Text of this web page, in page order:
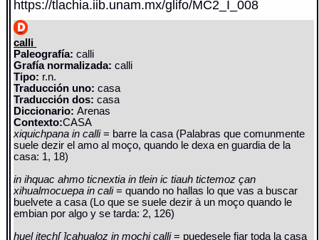
https://tlachia.iib.unam.mx/glifo/MC2_I_008
calli
Paleografía: calli
Grafía normalizada: calli
Tipo: r.n.
Traducción uno: casa
Traducción dos: casa
Diccionario:Arenas
Contexto:CASA
xiquichpana in calli= barre la casa (Palabras que comunmente
suele dezir el amo al moço, quando le dexa en guardia de la
casa: 1, 18)
in ihquac ahmo ticnextia in tlein ic tiauh tictemoz çan
xihualmocuepa in cali= quando no hallas lo que vas a buscar
buelvete a casa (Lo que se suele dezir à un moço quando le
embian por algo y se tarda: 2, 126)
huel itech[ ]cahualoz in mochi calli= puedesele fiar toda la casa